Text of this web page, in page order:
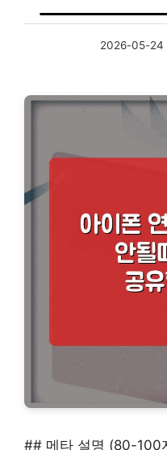
2026-05-24
## 메타 설명 (80-100